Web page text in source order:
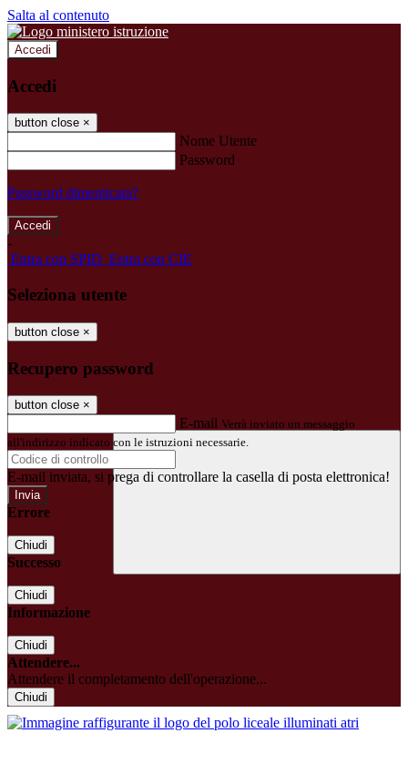
Salta al contenuto
Accedi
Accedi
button close ×
Nome Utente
Password
Password dimenticata?
-
Entra con SPID Entra con CIE
Seleziona utente
button close ×
Recupero password
button close ×
E-mail Verrà inviato un messaggio
all'indirizzo indicato con le istruzioni necessarie.
E-mail inviata, si prega di controllare la casella di posta elettronica!
Errore
Chiudi
Successo
Chiudi
Informazione
Chiudi
Attendere...
Attendere il completamento dell'operazione...
Chiudi